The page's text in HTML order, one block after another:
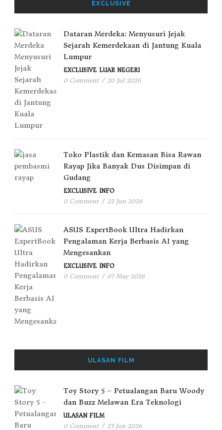
EXCLUSIVE
Dataran Merdeka: Menyusuri Jejak
Sejarah Kemerdekaan di Jantung Kuala
Lumpur
EXCLUSIVE LUAR NEGERI
0 Comment / 20 Jul 2026
Toko Plastik dan Kemasan Bisa Rawan
Rayap Jika Banyak Dus Disimpan di
Gudang
EXCLUSIVE INFO
0 Comment / 22 Jun 2026
ASUS ExpertBook Ultra Hadirkan
Pengalaman Kerja Berbasis AI yang
Mengesankan
EXCLUSIVE INFO
0 Comment / 07 May 2026
ULASAN FILM
Toy Story 5 – Petualangan Baru Woody
dan Buzz Melawan Era Teknologi
ULASAN FILM
0 Comment / 23 Jun 2026